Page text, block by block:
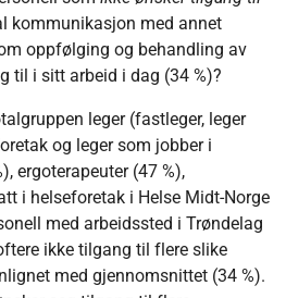
kommunikasjon med annet
oppfølging og behandling av
til i sitt arbeid i dag (34 %)?
leger (fastleger, leger
og leger som jobber i
ergoterapeuter (47 %),
i helseforetak i Helse Midt-Norge
med arbeidssted i Trøndelag
ikke tilgang til flere slike
med gjennomsnittet (34 %).